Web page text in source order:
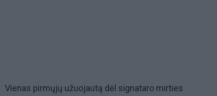
Vienas pirmųjų užuojautą dėl signataro mirties